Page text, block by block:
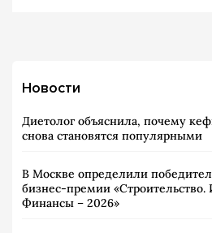
Новости
Диетолог объяснила, почему
снова становятся популярными
В Москве определили
бизнес-премии «Строительство.
Финансы – 2026»